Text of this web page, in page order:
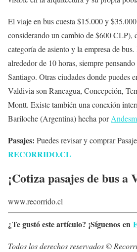
El viaje en bus cuesta $15.000 y
considerando un cambio de $600 CLP),
categoría de asiento y la empresa de
alrededor de 10 horas, siempre
Santiago. Otras ciudades donde puedes
Valdivia son Rancagua, Concepción,
Montt. Existe también una conexión
Bariloche (Argentina) hecha por
Pasajes: Puedes revisar y comprar
RECORRIDO.CL
¡Cotiza pasajes de bus a
www.recorrido.cl
¿Te gustó este artículo? ¡Síguenos en
Todos los derechos reservados ©